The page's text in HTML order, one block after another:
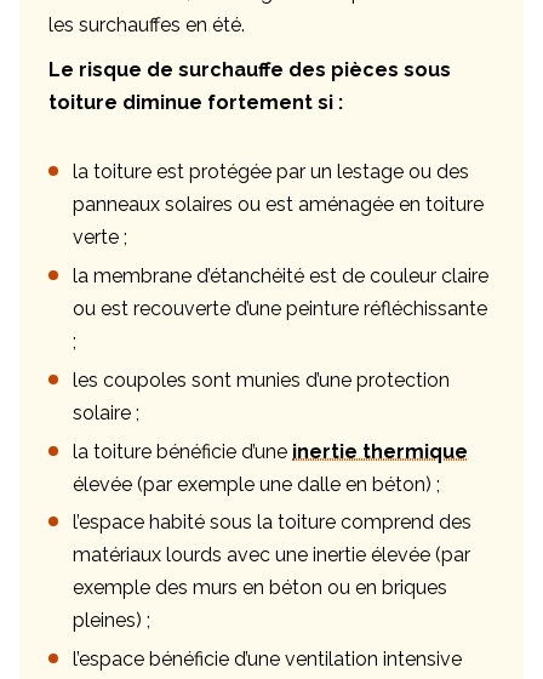
les surchauffes en été.
Le risque de surchauffe des pièces sous
toiture diminue fortement si :
la toiture est protégée par un lestage ou des
panneaux solaires ou est aménagée en toiture
verte ;
la membrane d’étanchéité est de couleur claire
ou est recouverte d’une peinture réfléchissante
;
les coupoles sont munies d’une protection
solaire ;
la toiture bénéficie d’une inertie thermique
élevée (par exemple une dalle en béton) ;
l’espace habité sous la toiture comprend des
matériaux lourds avec une inertie élevée (par
exemple des murs en béton ou en briques
pleines) ;
l’espace bénéficie d’une ventilation intensive